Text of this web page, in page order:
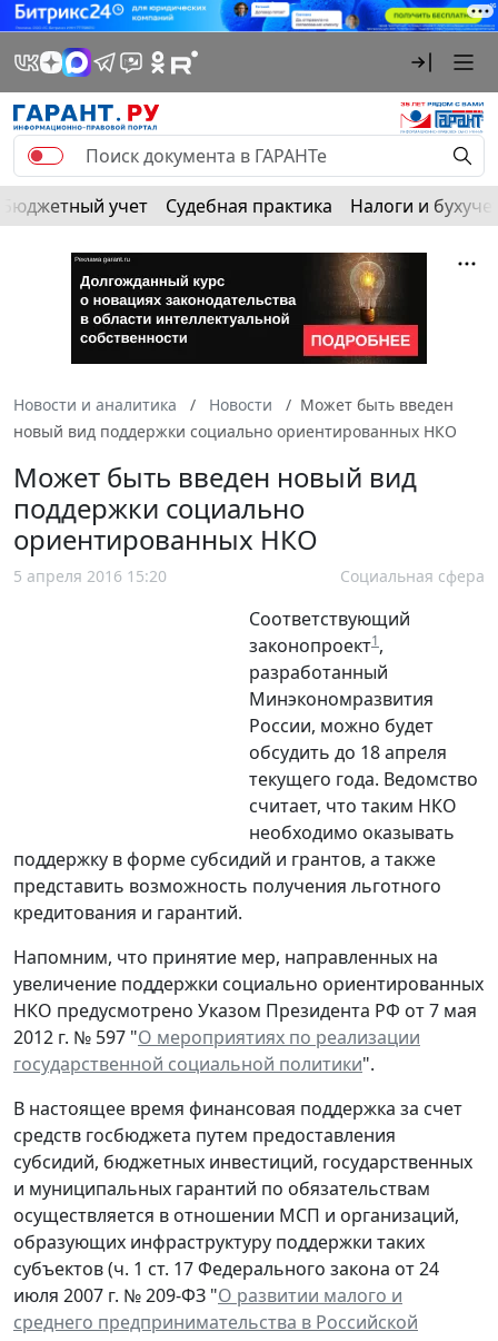
Бюджетный учет Судебная практика Налоги и
Новости и аналитика Новости
Может быть введен
новый вид поддержки социально ориентированных НКО
Может быть введен новый вид
поддержки социально
ориентированных НКО
5 апреля 2016 15:20 Социальная сфера
Соответствующий
законопроект1,
разработанный
Минэкономразвития
России, можно будет
обсудить до 18 апреля
текущего года. Ведомство
считает, что таким НКО
необходимо оказывать
поддержку в форме субсидий и грантов, а также
представить возможность получения льготного
кредитования и гарантий.
Напомним, что принятие мер, направленных на
увеличение поддержки социально ориентированных
НКО предусмотрено Указом Президента РФ от 7 мая
2012 г. № 597 "О мероприятиях по реализации
государственной социальной политики".
В настоящее время финансовая поддержка за счет
средств госбюджета путем предоставления
субсидий, бюджетных инвестиций, государственных
и муниципальных гарантий по обязательствам
осуществляется в отношении МСП и организаций,
образующих инфраструктуру поддержки таких
субъектов (ч. 1 ст. 17 Федерального закона от 24
июля 2007 г. № 209-ФЗ "О развитии малого и
среднего предпринимательства в Российской